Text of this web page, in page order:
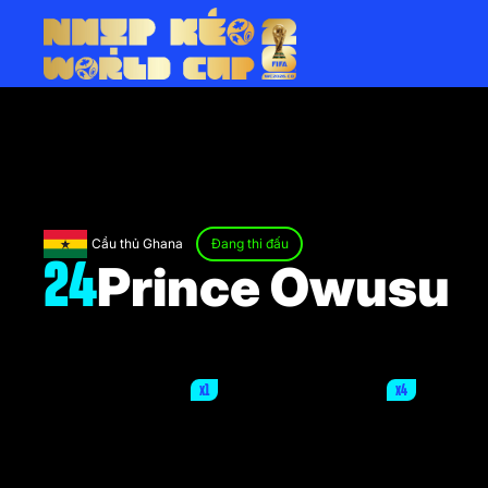
Cầu thủ Ghana Đang thi đấu
24Prince Owusu
x1 x4